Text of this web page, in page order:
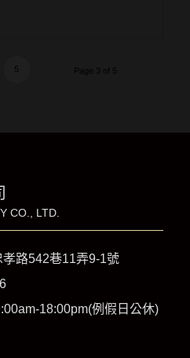
Page 3 of 5
5
CO., LTD.
路542巷11弄9-1號
18:00pm(例假日公休)